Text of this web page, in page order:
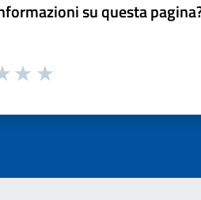
su questa